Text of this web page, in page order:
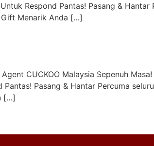
Respond Pantas! Pasang & Hantar
Gift Menarik Anda […]
CUCKOO Malaysia Sepenuh
Pasang & Hantar Percuma
[…]